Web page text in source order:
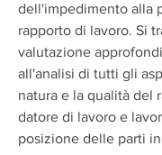
dell'impedimento alla
rapporto di lavoro. Si
valutazione
all'analisi di tutti gli
natura e la qualità del
datore di lavoro e
posizione delle parti